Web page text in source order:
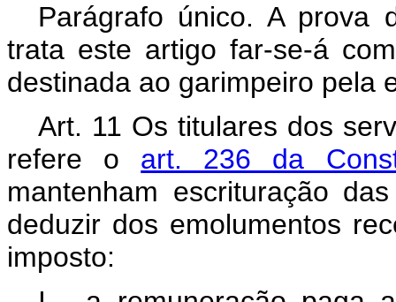
Parágrafo único. A prova
trata este artigo far-se-á
destinada ao garimpeiro pela
Art. 11 Os titulares dos
refere o art. 236 da
mantenham escrituração
deduzir dos emolumentos
imposto: